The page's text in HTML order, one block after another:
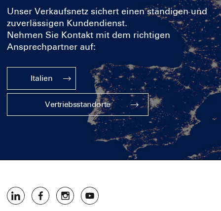
Unser Verkaufsnetz sichert einen ständigen und
zuverlässigen Kundendienst.
Nehmen Sie Kontakt mit dem richtigen
Ansprechpartner auf:
Italien
Vertriebsstandorte